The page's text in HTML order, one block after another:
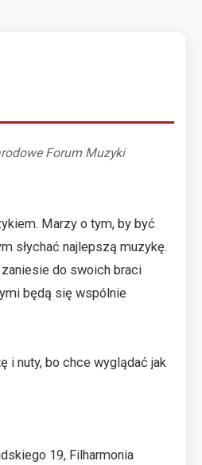
Forum Muzyki
Marzy o tym, by być
słychać najlepszą muzykę.
do swoich braci
będą się wspólnie
i nuty, bo chce wyglądać jak
19, Filharmonia